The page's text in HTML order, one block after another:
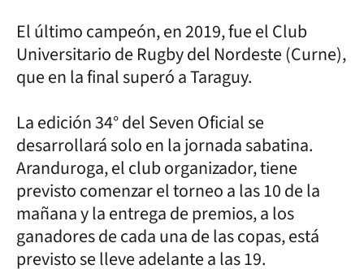
El último campeón, en 2019, fue el Club
Universitario de Rugby del Nordeste (Curne),
que en la final superó a Taraguy.
La edición 34° del Seven Oficial se
desarrollará solo en la jornada sabatina.
Aranduroga, el club organizador, tiene
previsto comenzar el torneo a las 10 de la
mañana y la entrega de premios, a los
ganadores de cada una de las copas, está
previsto se lleve adelante a las 19.